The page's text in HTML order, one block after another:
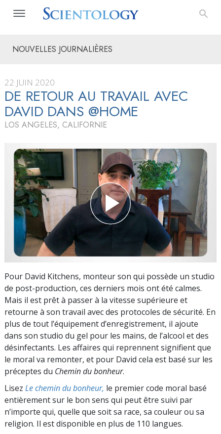
NOUVELLES JOURNALIÈRES
22 JUIN 2020
DE RETOUR AU TRAVAIL AVEC
DAVID DANS @HOME
LOS ANGELES, CALIFORNIE
Pour David Kitchens, monteur son qui possède un studio
de post-production, ces derniers mois ont été calmes.
Mais il est prêt à passer à la vitesse supérieure et
retourne à son travail avec des protocoles de sécurité. En
plus de tout l’équipement d’enregistrement, il ajoute
dans son studio du gel pour les mains, de l’alcool et des
désinfectants. Les affaires qui reprennent signifient que
le moral va remonter, et pour David cela est basé sur les
préceptes du Chemin du bonheur.
Lisez Le chemin du bonheur, le premier code moral basé
entièrement sur le bon sens qui peut être suivi par
n’importe qui, quelle que soit sa race, sa couleur ou sa
religion. Il est disponible en plus de 110 langues.